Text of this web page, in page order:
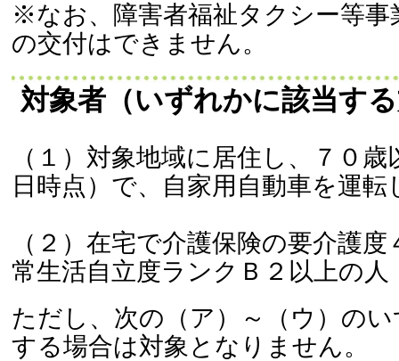
※なお、障害者福祉タクシー等事
の交付はできません。
対象者（いずれかに該当す
（１）対象地域に居住し、７０歳
日時点）で、自家用自動車を運
（２）在宅で介護保険の要介護
常生活自立度ランクＢ２以上の人
ただし、次の（ア）～（ウ）の
する場合は対象となりません。